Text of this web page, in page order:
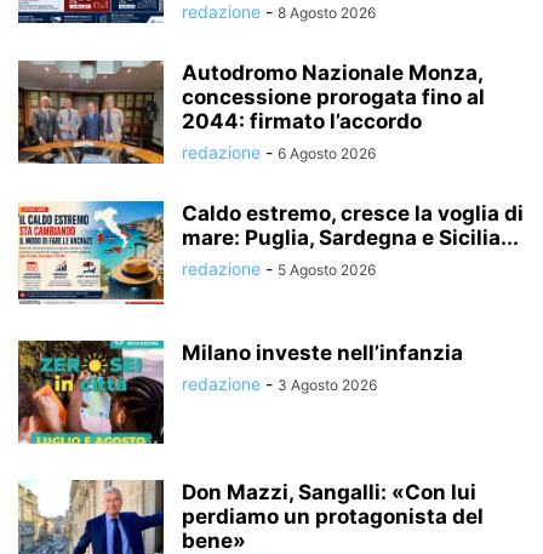
redazione - 8 Agosto 2026
Autodromo Nazionale Monza,
concessione prorogata fino al
2044: firmato l’accordo
redazione - 6 Agosto 2026
Caldo estremo, cresce la voglia di
mare: Puglia, Sardegna e Sicilia...
redazione - 5 Agosto 2026
Milano investe nell’infanzia
redazione - 3 Agosto 2026
Don Mazzi, Sangalli: «Con lui
perdiamo un protagonista del
bene»